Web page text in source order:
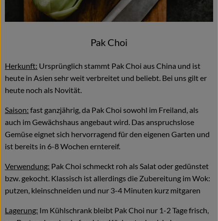
Pak Choi
Herkunft: Ursprünglich stammt Pak Choi aus China und ist
heute in Asien sehr weit verbreitet und beliebt. Bei uns gilt er
heute noch als Novität.
Saison: fast ganzjährig, da Pak Choi sowohl im Freiland, als
auch im Gewächshaus angebaut wird. Das anspruchslose
Gemüse eignet sich hervorragend für den eigenen Garten und
ist bereits in 6-8 Wochen erntereif.
Verwendung: Pak Choi schmeckt roh als Salat oder gedünstet
bzw. gekocht. Klassisch ist allerdings die Zubereitung im Wok:
putzen, kleinschneiden und nur 3-4 Minuten kurz mitgaren
Lagerung: Im Kühlschrank bleibt Pak Choi nur 1-2 Tage frisch,